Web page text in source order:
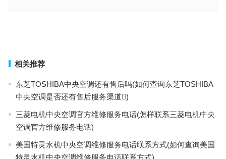
相关推荐
东芝TOSHIBA中央空调还有售后吗(如何查询东芝TOSHIBA
中央空调是否还有售后服务渠道)
三菱电机中央空调官方维修服务电话(怎样联系三菱电机中央
空调官方维修服务电话)
美国特灵水机中央空调维修服务电话联系方式(如何查询美国
特灵水机中央空调维修服务电话联系方式)